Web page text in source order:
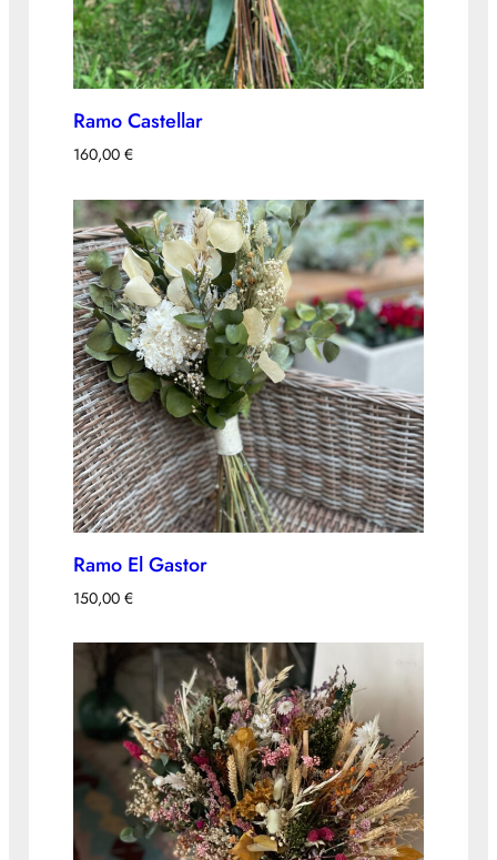
Ramo Castellar
160,00 €
Ramo El Gastor
150,00 €